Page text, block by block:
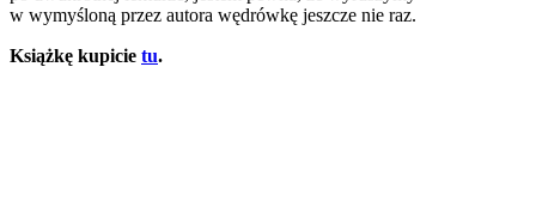
w wymyśloną przez autora wędrówkę jeszcze nie raz.
Książkę kupicie tu.